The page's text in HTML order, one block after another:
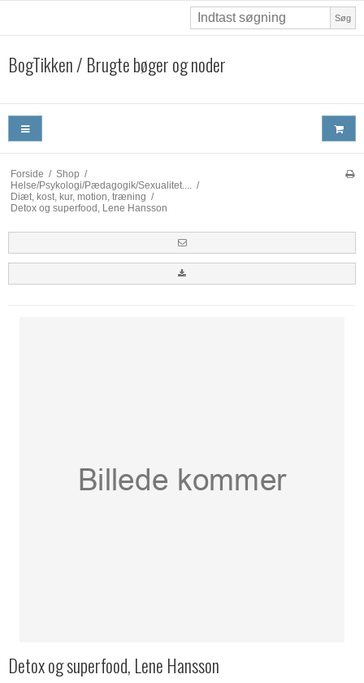
Søg
BogTikken / Brugte bøger og noder
Forside / Shop /
Helse/Psykologi/Pædagogik/Sexualitet....
/
Diæt, kost, kur, motion, træning /
Detox og superfood, Lene Hansson
Detox og superfood, Lene Hansson